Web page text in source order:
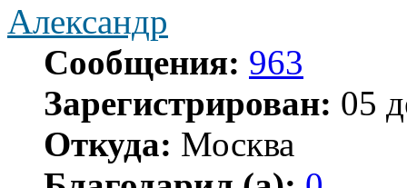
Александр
Сообщения: 963
Зарегистрирован: 05
Откуда: Москва